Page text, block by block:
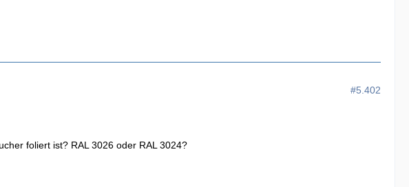
#5.402
foliert ist? RAL 3026 oder RAL 3024?